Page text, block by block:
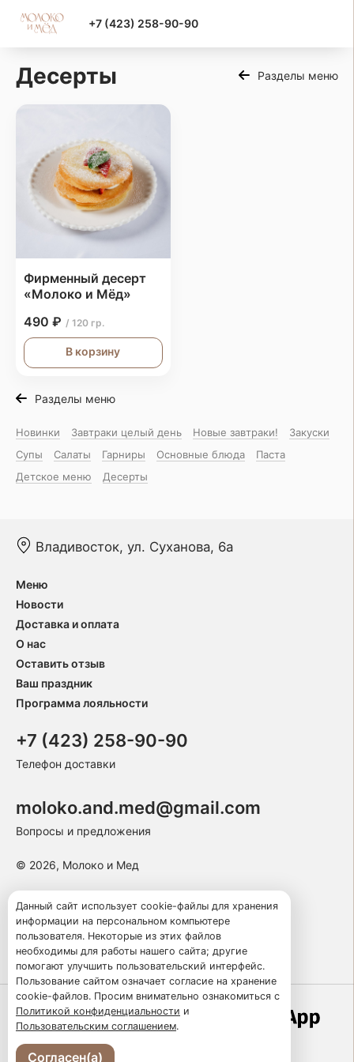
+7 (423) 258-90-90
Десерты Разделы меню
Фирменный десерт
«Молоко и Мёд»
490 ₽ / 120 гр.
В корзину
Разделы меню
Новинки Завтраки целый день Новые завтраки!
Закуски
Супы
Салаты Гарниры Основные блюда
Паста
Детское меню
Десерты
Владивосток, ул. Суханова, 6а
Меню
Новости
Доставка и оплата
О нас
Оставить отзыв
Ваш праздник
Программа лояльности
+7 (423) 258-90-90
Телефон доставки
moloko.and.med@gmail.com
Вопросы и предложения
© 2026, Молоко и Мед
Пользовательское соглашение
Политика конфиденциальности
Публичная оферта
Работает по технологии
Данный сайт использует cookie-файлы для хранения
информации на персональном компьютере
пользователя. Некоторые из этих файлов
необходимы для работы нашего сайта; другие
помогают улучшить пользовательский интерфейс.
Пользование сайтом означает согласие на хранение
cookie-файлов. Просим внимательно ознакомиться с
Политикой конфиденциальности и
Пользовательским соглашением.
Согласен(а)